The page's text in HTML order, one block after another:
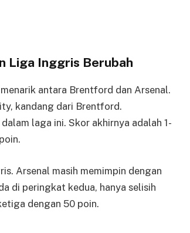
Liga Inggris Berubah
antara Brentford dan Arsenal.
kandang dari Brentford.
laga ini. Skor akhirnya adalah 1-
Arsenal masih memimpin dengan
di peringkat kedua, hanya selisih
dengan 50 poin.